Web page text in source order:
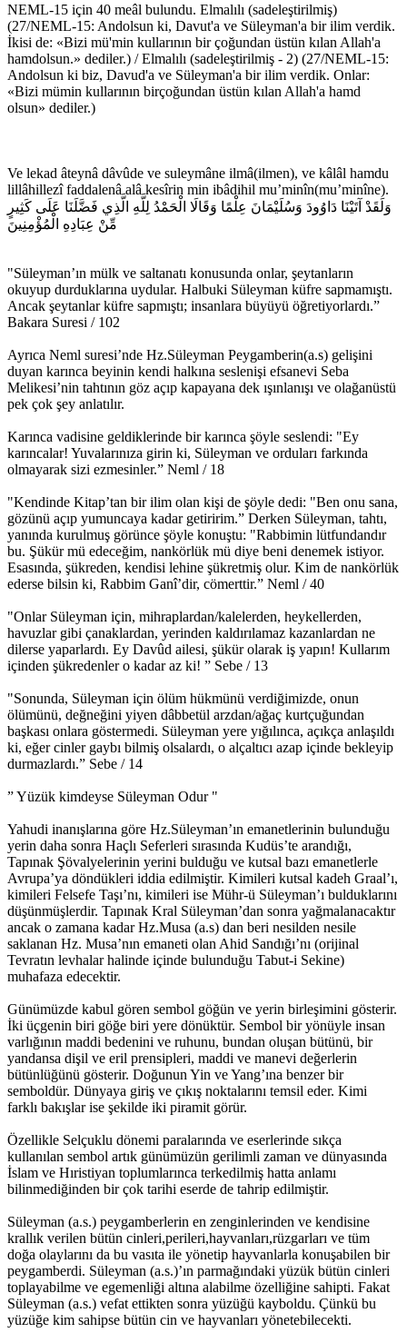
NEML-15 için 40 meâl bulundu. Elmalılı (sadeleştirilmiş)
(27/NEML-15: Andolsun ki, Davut'a ve Süleyman'a bir ilim verdik.
İkisi de: «Bizi mü'min kullarının bir çoğundan üstün kılan Allah'a
hamdolsun.» dediler.) / Elmalılı (sadeleştirilmiş - 2) (27/NEML-15:
Andolsun ki biz, Davud'a ve Süleyman'a bir ilim verdik. Onlar:
«Bizi mümin kullarının birçoğundan üstün kılan Allah'a hamd
olsun» dediler.)
Ve lekad âteynâ dâvûde ve suleymâne ilmâ(ilmen), ve kâlâl hamdu
lillâhillezî faddalenâ alâ kesîrin min ibâdihil mu’minîn(mu’minîne).
وَلَقَدْ آتَيْنَا دَاوُودَ وَسُلَيْمَانَ عِلْمًا وَقَالَا الْحَمْدُ لِلَّهِ الَّذِي فَضَّلَنَا عَلَى كَثِيرٍ
مِّنْ عِبَادِهِ الْمُؤْمِنِينَ
"Süleyman’ın mülk ve saltanatı konusunda onlar, şeytanların
okuyup durduklarına uydular. Halbuki Süleyman küfre sapmamıştı.
Ancak şeytanlar küfre sapmıştı; insanlara büyüyü öğretiyorlardı.”
Bakara Suresi / 102
Ayrıca Neml suresi’nde Hz.Süleyman Peygamberin(a.s) gelişini
duyan karınca beyinin kendi halkına seslenişi efsanevi Seba
Melikesi’nin tahtının göz açıp kapayana dek ışınlanışı ve olağanüstü
pek çok şey anlatılır.
Karınca vadisine geldiklerinde bir karınca şöyle seslendi: "Ey
karıncalar! Yuvalarınıza girin ki, Süleyman ve orduları farkında
olmayarak sizi ezmesinler.” Neml / 18
"Kendinde Kitap’tan bir ilim olan kişi de şöyle dedi: "Ben onu sana,
gözünü açıp yumuncaya kadar getiririm.” Derken Süleyman, tahtı,
yanında kurulmuş görünce şöyle konuştu: "Rabbimin lütfundandır
bu. Şükür mü edeceğim, nankörlük mü diye beni denemek istiyor.
Esasında, şükreden, kendisi lehine şükretmiş olur. Kim de nankörlük
ederse bilsin ki, Rabbim Ganî’dir, cömerttir.” Neml / 40
"Onlar Süleyman için, mihraplardan/kalelerden, heykellerden,
havuzlar gibi çanaklardan, yerinden kaldırılamaz kazanlardan ne
dilerse yaparlardı. Ey Davûd ailesi, şükür olarak iş yapın! Kullarım
içinden şükredenler o kadar az ki! ” Sebe / 13
"Sonunda, Süleyman için ölüm hükmünü verdiğimizde, onun
ölümünü, değneğini yiyen dâbbetül arzdan/ağaç kurtçuğundan
başkası onlara göstermedi. Süleyman yere yığılınca, açıkça anlaşıldı
ki, eğer cinler gaybı bilmiş olsalardı, o alçaltıcı azap içinde bekleyip
durmazlardı.” Sebe / 14
” Yüzük kimdeyse Süleyman Odur "
Yahudi inanışlarına göre Hz.Süleyman’ın emanetlerinin bulunduğu
yerin daha sonra Haçlı Seferleri sırasında Kudüs’te arandığı,
Tapınak Şövalyelerinin yerini bulduğu ve kutsal bazı emanetlerle
Avrupa’ya döndükleri iddia edilmiştir. Kimileri kutsal kadeh Graal’ı,
kimileri Felsefe Taşı’nı, kimileri ise Mühr-ü Süleyman’ı bulduklarını
düşünmüşlerdir. Tapınak Kral Süleyman’dan sonra yağmalanacaktır
ancak o zamana kadar Hz.Musa (a.s) dan beri nesilden nesile
saklanan Hz. Musa’nın emaneti olan Ahid Sandığı’nı (orijinal
Tevratın levhalar halinde içinde bulunduğu Tabut-i Sekine)
muhafaza edecektir.
Günümüzde kabul gören sembol göğün ve yerin birleşimini gösterir.
İki üçgenin biri göğe biri yere dönüktür. Sembol bir yönüyle insan
varlığının maddi bedenini ve ruhunu, bundan oluşan bütünü, bir
yandansa dişil ve eril prensipleri, maddi ve manevi değerlerin
bütünlüğünü gösterir. Doğunun Yin ve Yang’ına benzer bir
semboldür. Dünyaya giriş ve çıkış noktalarını temsil eder. Kimi
farklı bakışlar ise şekilde iki piramit görür.
Özellikle Selçuklu dönemi paralarında ve eserlerinde sıkça
kullanılan sembol artık günümüzün gerilimli zaman ve dünyasında
İslam ve Hıristiyan toplumlarınca terkedilmiş hatta anlamı
bilinmediğinden bir çok tarihi eserde de tahrip edilmiştir.
Süleyman (a.s.) peygamberlerin en zenginlerinden ve kendisine
krallık verilen bütün cinleri,perileri,hayvanları,rüzgarları ve tüm
doğa olaylarını da bu vasıta ile yönetip hayvanlarla konuşabilen bir
peygamberdi. Süleyman (a.s.)’ın parmağındaki yüzük bütün cinleri
toplayabilme ve egemenliği altına alabilme özelliğine sahipti. Fakat
Süleyman (a.s.) vefat ettikten sonra yüzüğü kayboldu. Çünkü bu
yüzüğe kim sahipse bütün cin ve hayvanları yönetebilecekti.